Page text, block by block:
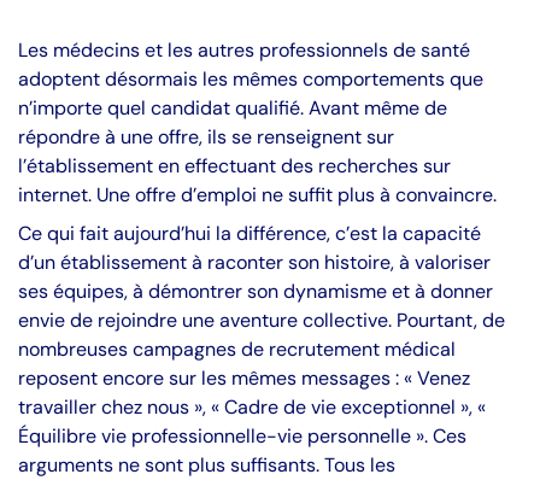
Les médecins et les autres professionnels de santé
adoptent désormais les mêmes comportements que
n’importe quel candidat qualifié. Avant même de
répondre à une offre, ils se renseignent sur
l’établissement en effectuant des recherches sur
internet. Une offre d’emploi ne suffit plus à convaincre.
Ce qui fait aujourd’hui la différence, c’est la capacité
d’un établissement à raconter son histoire, à valoriser
ses équipes, à démontrer son dynamisme et à donner
envie de rejoindre une aventure collective. Pourtant, de
nombreuses campagnes de recrutement médical
reposent encore sur les mêmes messages : « Venez
travailler chez nous », « Cadre de vie exceptionnel », «
Équilibre vie professionnelle-vie personnelle ». Ces
arguments ne sont plus suffisants. Tous les